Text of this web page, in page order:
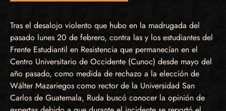
Tras el desalojo violento que hubo en la madrugada del
pasado lunes 20 de febrero, contra las y los estudiantes del
Frente Estudiantil en Resistencia que permanecían en el
Centro Universitario de Occidente (Cunoc) desde mayo del
año pasado, como medida de rechazo a la elección de
Wálter Mazariegos como rector de la Universidad San
Carlos de Guatemala, Ruda buscó conocer la opinión de